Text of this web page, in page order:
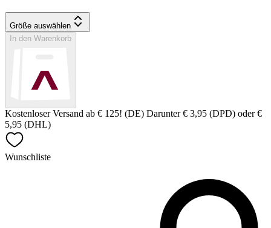
Größe auswählen
In den Warenkorb
Kostenloser Versand ab € 125! (DE) Darunter € 3,95 (DPD) oder €
5,95 (DHL)
Wunschliste